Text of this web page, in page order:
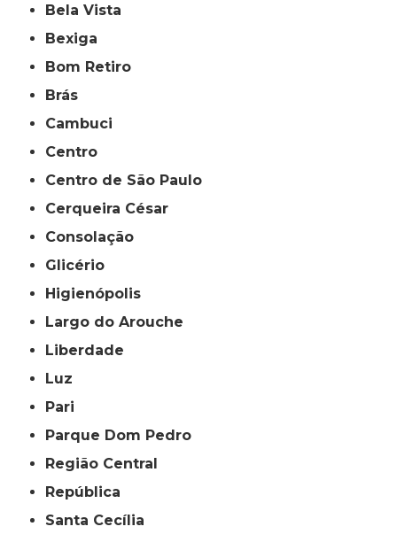
Bela Vista
Bexiga
Bom Retiro
Brás
Cambuci
Centro
Centro de São Paulo
Cerqueira César
Consolação
Glicério
Higienópolis
Largo do Arouche
Liberdade
Luz
Pari
Parque Dom Pedro
Região Central
República
Santa Cecília